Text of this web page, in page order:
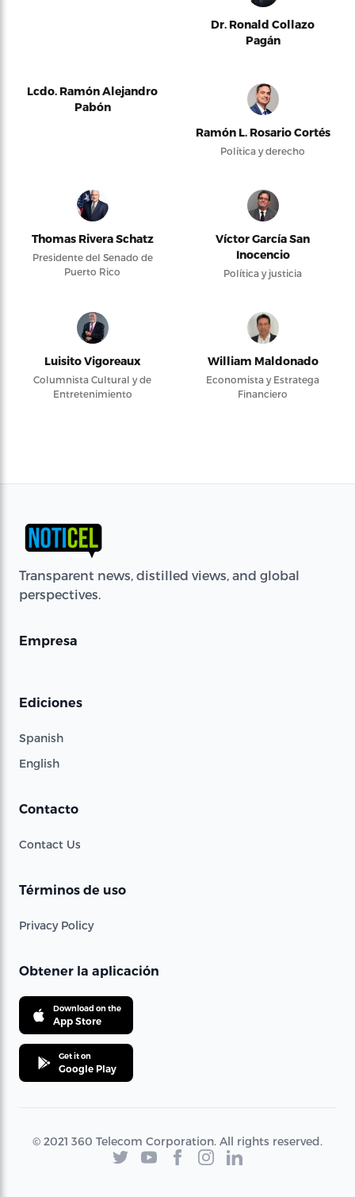
Dr. Ronald Collazo
Pagán
Lcdo. Ramón Alejandro
Pabón
Ramón L. Rosario Cortés
Política y derecho
Thomas Rivera Schatz
Presidente del Senado de
Puerto Rico
Víctor García San
Inocencio
Política y justicia
Luisito Vigoreaux
Columnista Cultural y de
Entretenimiento
William Maldonado
Economista y Estratega
Financiero
Transparent news, distilled views, and global
perspectives.
Empresa
Ediciones
Spanish
English
Contacto
Contact Us
Términos de uso
Privacy Policy
Obtener la aplicación
Download on the
App Store
Get it on
Google Play
© 2021 360 Telecom Corporation. All rights reserved.